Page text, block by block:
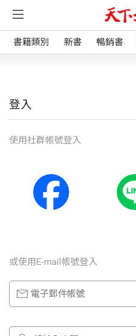
書籍類別 新書 暢銷書
登入
使⽤社群帳號登入
或使⽤E-mail帳號登入